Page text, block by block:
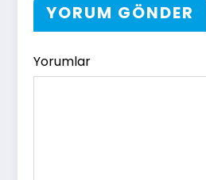
YORUM GÖNDER
Yorumlar